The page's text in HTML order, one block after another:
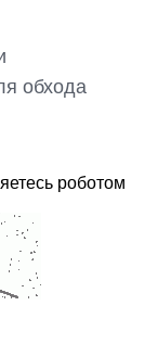
обхода
роботом